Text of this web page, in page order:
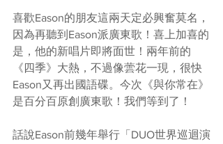
喜歡Eason的朋友這兩天定必興奮莫名，
因為再聽到Eason派廣東歌！喜上加喜的
是，他的新唱片即將面世！兩年前的
《四季》大熱，不過像蕓花一現，很快
Eason又再出國語碟。今次《與你常在》
是百分百原創廣東歌！我們等到了！
話說Eason前幾年舉行「DUO世界巡迴演